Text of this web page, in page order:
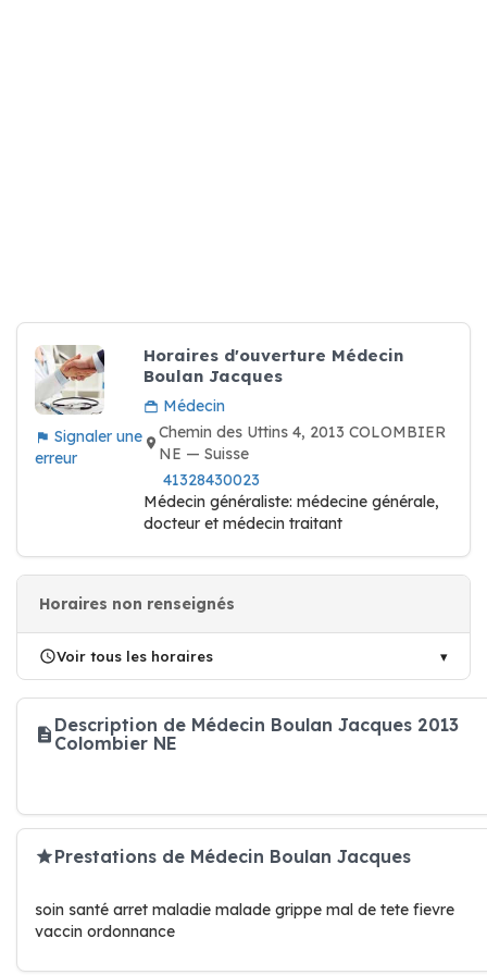
Signaler une
erreur
Horaires d'ouverture Médecin
Boulan Jacques
Médecin
Chemin des Uttins 4, 2013 COLOMBIER
NE — Suisse
41328430023
Médecin généraliste: médecine générale,
docteur et médecin traitant
Horaires non renseignés
Voir tous les horaires
Description de Médecin Boulan Jacques 2013
Colombier NE
Prestations de Médecin Boulan Jacques
soin santé arret maladie malade grippe mal de tete fievre
vaccin ordonnance